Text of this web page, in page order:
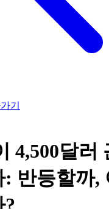
기
4,500달러
반등할까,